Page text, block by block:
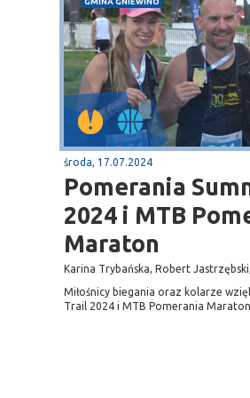
środa, 17.07.2024
Pomerania
2024 i MTB
Maraton
Karina Trybańska, Robert
Miłośnicy biegania oraz kolarze
Trail 2024 i MTB Pomerania